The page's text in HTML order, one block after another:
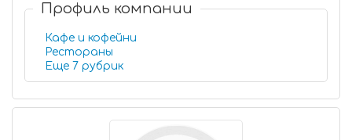
Профиль компании
Кафе и кофейни
Рестораны
Еще 7 рубрик